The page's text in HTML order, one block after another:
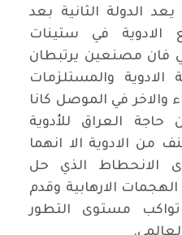
الدولة الثانية بعد
في ستينات
فان مصنعين يرتبطان
الادوية والمستلزمات
والاخر في الموصل كانا
حاجة العراق للأدوية
أكثر من 300 صنف من الادوية الا انهما
الانحطاط الذي حل
الارهابية وقدم
مستوى التطور